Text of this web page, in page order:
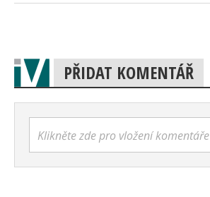
PŘIDAT KOMENTÁŘ
Klikněte zde pro vložení komentáře